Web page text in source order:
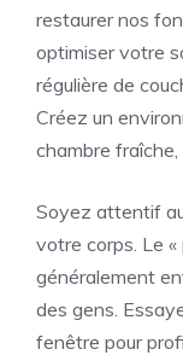
restaurer nos
optimiser votre
régulière de
Créez un
chambre
Soyez attentif
votre corps. Le
généralement
des gens.
fenêtre pour